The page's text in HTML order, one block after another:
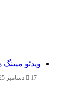
ویدئو
17 دسامبر 2025